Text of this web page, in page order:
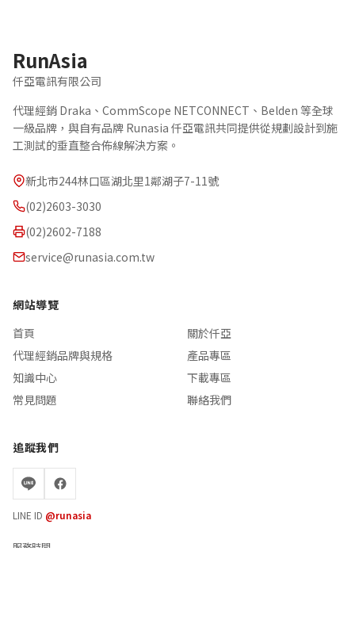
RunAsia
仟亞電訊有限公司
代理經銷 Draka、CommScope NETCONNECT、Belden 等全球
一級品牌，與自有品牌 Runasia 仟亞電訊共同提供從規劃設計到施
工測試的垂直整合佈線解決方案。
新北市244林口區湖北里1鄰湖子7-11號
(02)2603-3030
(02)2602-7188
service@runasia.com.tw
網站導覽
首頁
關於仟亞
代理經銷品牌與規格
產品專區
知識中心
下載專區
常見問題
聯絡我們
追蹤我們
LINE ID @runasia
服務時間